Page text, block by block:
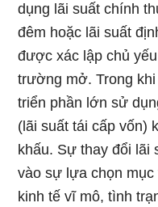
dụng lãi suất chính
đêm hoặc lãi suất
được xác lập chủ
trường mở. Trong
triển phần lớn sử
(lãi suất tái cấp vốn)
khấu. Sự thay đổi lãi
vào sự lựa chọn mục
kinh tế vĩ mô, tình